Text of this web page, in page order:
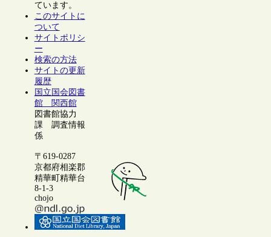
ています。
このサイトに
ついて
サイトポリシ
ー
検索の方法
サイトの更新
履歴
国立国会図書
館 関西館
図書館協力
課 調査情報
係
〒619-0287
京都府相楽郡
精華町精華台
8-1-3
chojo